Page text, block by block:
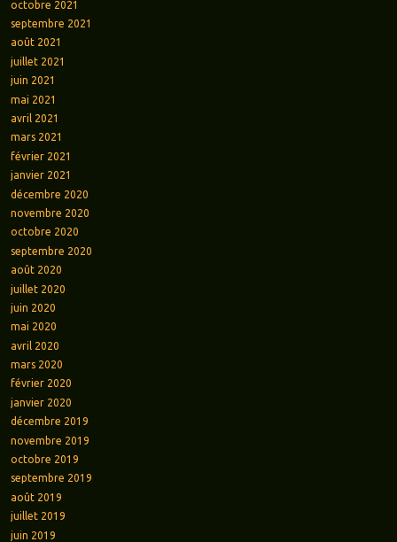
octobre 2021
septembre 2021
août 2021
juillet 2021
juin 2021
mai 2021
avril 2021
mars 2021
février 2021
janvier 2021
décembre 2020
novembre 2020
octobre 2020
septembre 2020
août 2020
juillet 2020
juin 2020
mai 2020
avril 2020
mars 2020
février 2020
janvier 2020
décembre 2019
novembre 2019
octobre 2019
septembre 2019
août 2019
juillet 2019
juin 2019